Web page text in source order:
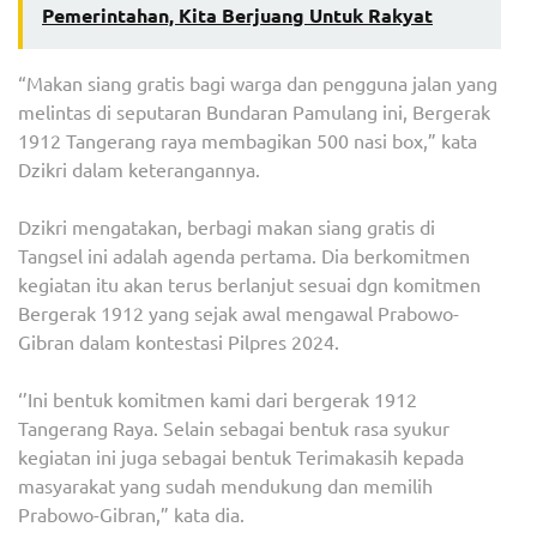
Pemerintahan, Kita Berjuang Untuk Rakyat
“Makan siang gratis bagi warga dan pengguna jalan yang
melintas di seputaran Bundaran Pamulang ini, Bergerak
1912 Tangerang raya membagikan 500 nasi box,” kata
Dzikri dalam keterangannya.
Dzikri mengatakan, berbagi makan siang gratis di
Tangsel ini adalah agenda pertama. Dia berkomitmen
kegiatan itu akan terus berlanjut sesuai dgn komitmen
Bergerak 1912 yang sejak awal mengawal Prabowo-
Gibran dalam kontestasi Pilpres 2024.
‘’Ini bentuk komitmen kami dari bergerak 1912
Tangerang Raya. Selain sebagai bentuk rasa syukur
kegiatan ini juga sebagai bentuk Terimakasih kepada
masyarakat yang sudah mendukung dan memilih
Prabowo-Gibran,” kata dia.